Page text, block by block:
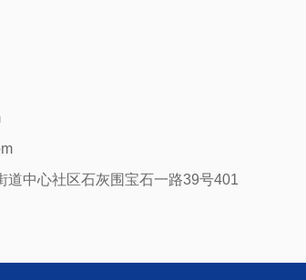
道中心社区石灰围宝石一路39号401